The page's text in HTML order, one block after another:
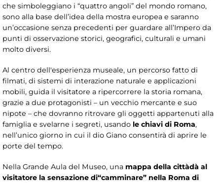
che simboleggiano i “quattro angoli” del mondo romano,
sono alla base dell’idea della mostra europea e saranno
un’occasione senza precedenti per guardare all’Impero da
punti di osservazione storici, geografici, culturali e umani
molto diversi.
Al centro dell'esperienza museale, un percorso fatto di
filmati, di sistemi di interazione naturale e applicazioni
mobili, guida il visitatore a ripercorrere la storia romana,
grazie a due protagonisti – un vecchio mercante e suo
nipote – che dovranno ritrovare gli oggetti appartenuti alla
famiglia e svelarne i segreti, usando le chiavi di Roma,
nell’unico giorno in cui il dio Giano consentirà di aprire le
porte del tempo.
Nella Grande Aula del Museo, una mappa della cittàdà al
visitatore la sensazione di“camminare” nella Roma di